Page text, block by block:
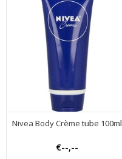
Nivea Body Crème tube 100ml
€--,--